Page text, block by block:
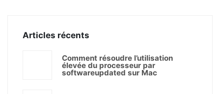
Articles récents
Comment résoudre l’utilisation
élevée du processeur par
softwareupdated sur Mac